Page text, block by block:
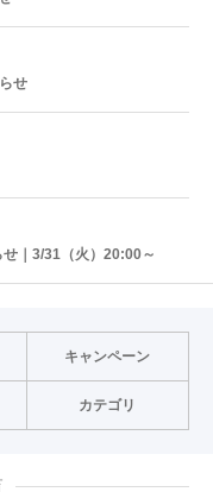
せ
｜3/31（火）20:00～
キャンペーン
カテゴリ